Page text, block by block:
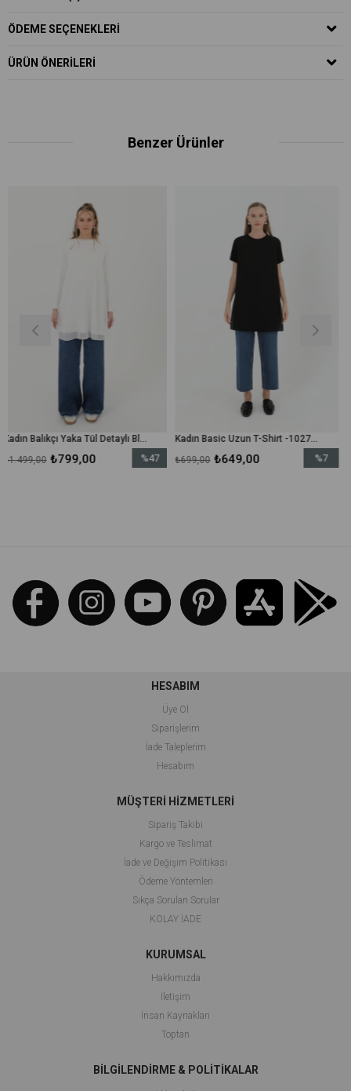
ÖDEME SEÇENEKLERI
ÜRÜN ÖNERILERI
Benzer Ürünler
Kadın Balıkçı Yaka Tül Detaylı Bluz - 10269TUN - Ekru
%47
Kadın Basic Uzun T-Shirt -10271TUN - Siyah
₺649,00
₺699,00
%7
₺699,00
HESABIM
Üye Ol
Siparişlerim
İade Taleplerim
Hesabım
MÜŞTERİ HİZMETLERİ
Sipariş Takibi
Kargo ve Teslimat
İade ve Değişim Politikası
Ödeme Yöntemleri
Sıkça Sorulan Sorular
KOLAY İADE
KURUMSAL
Hakkımızda
İletişim
İnsan Kaynakları
Toptan
BİLGİLENDİRME & POLİTİKALAR